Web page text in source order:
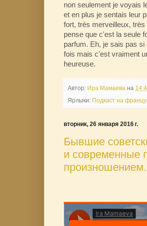
non seulement je voyais
et en plus je sentais leur
fort, très merveilleux,
pense que c'est la seule
parfum. Eh, je sais pas
fois mais c'est vraiment
heureuse.
Автор: Ира Мамаева на
Ярлыки: Подкаст на
вторник, 26 января 2016 г.
Бывшие
и современные
произношением.